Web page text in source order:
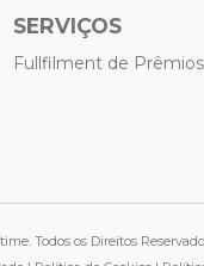
SERVIÇOS
Fullfilment de Prêmios
Todos os Direitos